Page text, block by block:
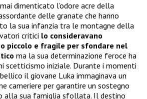
dimenticato l’odore acre della
delle granate che hanno
la sua infanzia tra le montagne della
critici lo consideravano
piccolo e fragile per sfondare nel
ma la sua determinazione feroce ha
scetticismo iniziale. Durante i momenti
il giovane Luka immaginava un
cameriere per garantire un sostegno
alla sua famiglia sfollata. Il destino